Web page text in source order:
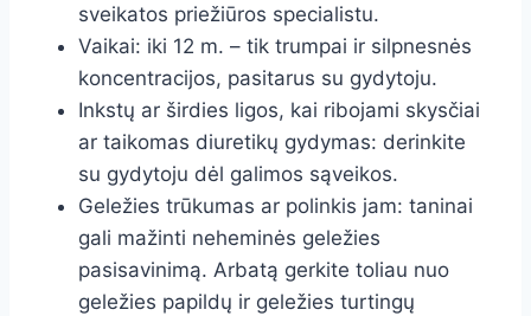
sveikatos priežiūros specialistu.
Vaikai: iki 12 m. – tik trumpai ir silpnesnės
koncentracijos, pasitarus su gydytoju.
Inkstų ar širdies ligos, kai ribojami skysčiai
ar taikomas diuretikų gydymas: derinkite
su gydytoju dėl galimos sąveikos.
Geležies trūkumas ar polinkis jam: taninai
gali mažinti neheminės geležies
pasisavinimą. Arbatą gerkite toliau nuo
geležies papildų ir geležies turtingų